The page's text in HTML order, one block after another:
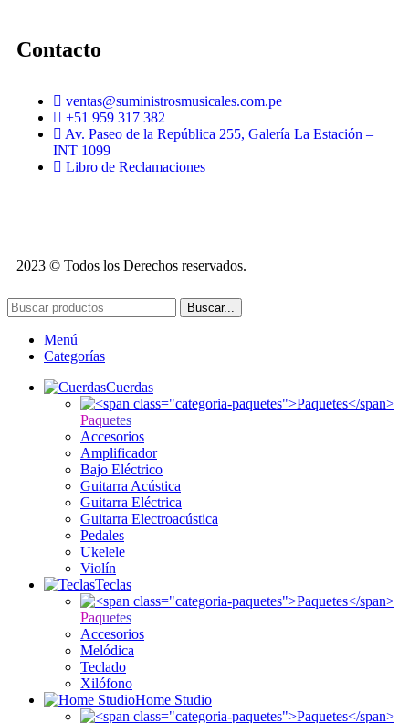
Contacto
ventas@suministrosmusicales.com.pe
+51 959 317 382
Av. Paseo de la República 255, Galería La Estación –
INT 1099
Libro de Reclamaciones
2023 © Todos los Derechos reservados.
Buscar...
Menú
Categorías
Cuerdas
Paquetes
Accesorios
Amplificador
Bajo Eléctrico
Guitarra Acústica
Guitarra Eléctrica
Guitarra Electroacústica
Pedales
Ukelele
Violín
Teclas
Paquetes
Accesorios
Melódica
Teclado
Xilófono
Home Studio